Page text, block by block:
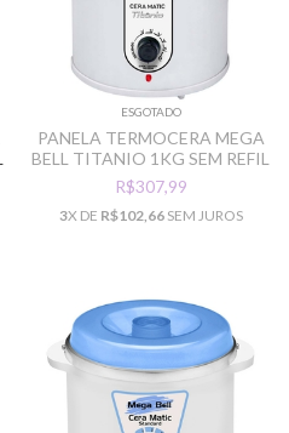
ESGOTADO
PANELA TERMOCERA MEGA
BELL TITANIO 1KG SEM REFIL
R$307,99
3X DE R$102,66SEM JUROS